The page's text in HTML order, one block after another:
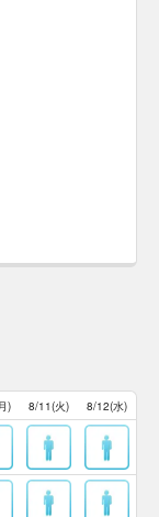
) 8/11(火) 8/12(水)